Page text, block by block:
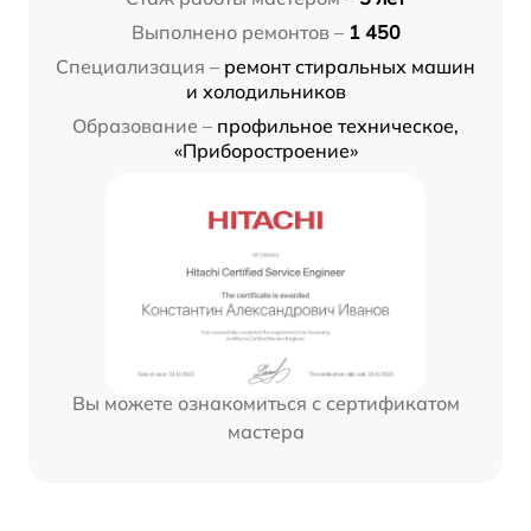
Выполнено ремонтов – 1 450
Специализация – ремонт стиральных машин
и холодильников
Образование – профильное техническое,
«Приборостроение»
Вы можете ознакомиться с сертификатом
мастера